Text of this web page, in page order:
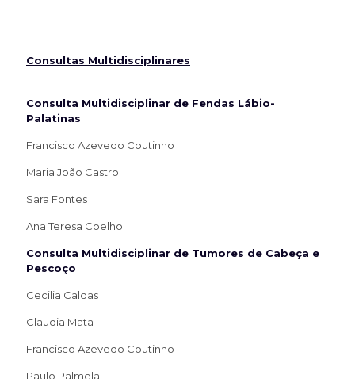
Consultas Multidisciplinares
Consulta Multidisciplinar de Fendas Lábio-
Palatinas
Francisco Azevedo Coutinho
Maria João Castro
Sara Fontes
Ana Teresa Coelho
Consulta Multidisciplinar de Tumores de Cabeça e
Pescoço
Cecilia Caldas
Claudia Mata
Francisco Azevedo Coutinho
Paulo Palmela